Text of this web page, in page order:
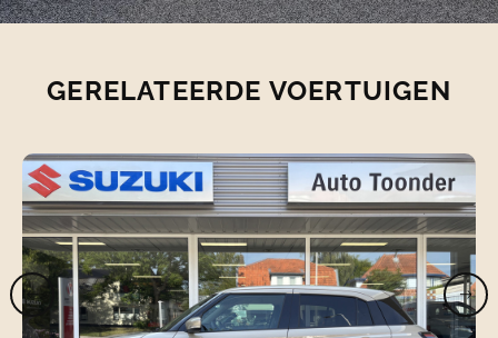
GERELATEERDE VOERTUIGEN